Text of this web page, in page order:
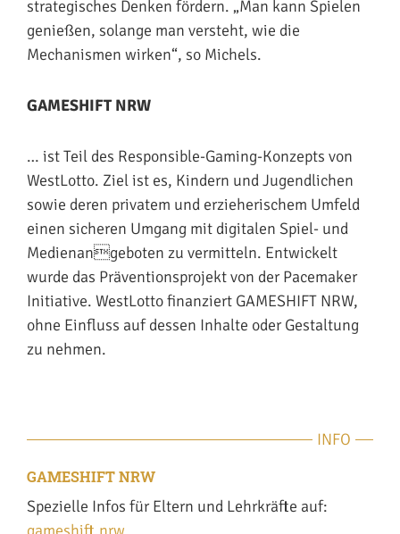
strategisches Denken fördern. „Man kann Spielen
genießen, solange man versteht, wie die
Mechanismen wirken“, so Michels.
GAMESHIFT NRW
… ist Teil des Responsible-Gaming-Konzepts von
WestLotto. Ziel ist es, Kindern und Jugendlichen
sowie deren privatem und erzieherischem Umfeld
einen sicheren Umgang mit digitalen Spiel- und
Medienangeboten zu vermitteln. Entwickelt
wurde das Präventionsprojekt von der Pacemaker
Initiative. WestLotto finanziert GAMESHIFT NRW,
ohne Einfluss auf dessen Inhalte oder Gestaltung
zu nehmen.
INFO
GAMESHIFT NRW
Spezielle Infos für Eltern und Lehrkräfte auf: